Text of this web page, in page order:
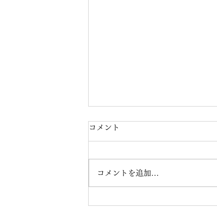
ART OF RICHARD
コメント
コメントを追加…